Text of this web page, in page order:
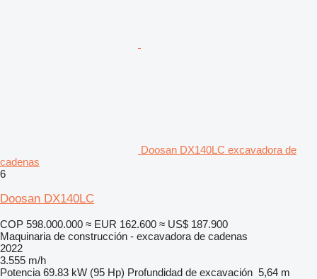
Doosan DX140LC excavadora de
cadenas
6
Doosan DX140LC
COP 598.000.000 ≈ EUR 162.600 ≈ US$ 187.900
Maquinaria de construcción - excavadora de cadenas
2022
3.555 m/h
Potencia 69.83 kW (95 Hp) Profundidad de excavación 5,64 m